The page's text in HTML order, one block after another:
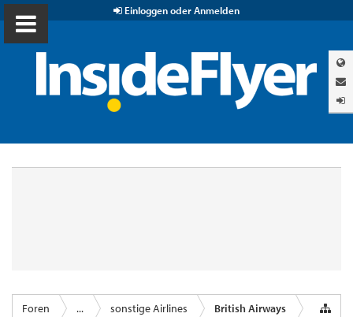
Einloggen oder Anmelden
Foren ... sonstige Airlines British Airways